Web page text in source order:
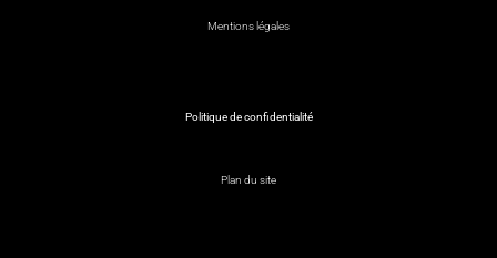
Mentions légales
Politique de confidentialité
Plan du site